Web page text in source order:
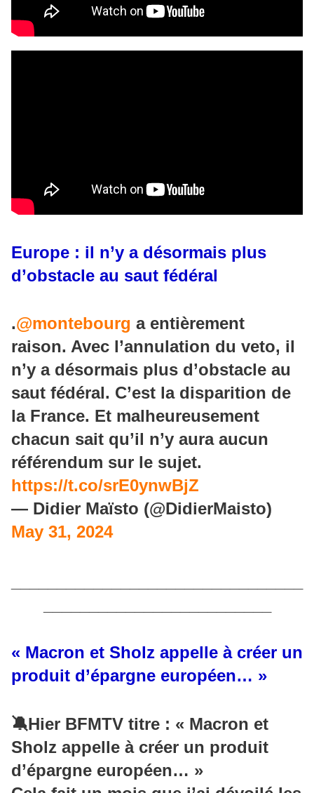
Europe : il n’y a désormais plus
d’obstacle au saut fédéral
.@montebourg a entièrement
raison. Avec l’annulation du veto, il
n’y a désormais plus d’obstacle au
saut fédéral. C’est la disparition de
la France. Et malheureusement
chacun sait qu’il n’y aura aucun
référendum sur le sujet.
https://t.co/srE0ynwBjZ
— Didier Maïsto (@DidierMaisto)
May 31, 2024
« Macron et Sholz appelle à créer un
produit d’épargne européen… »
🔕Hier BFMTV titre : « Macron et
Sholz appelle à créer un produit
d’épargne européen… »